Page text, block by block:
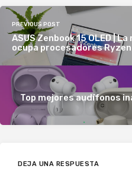
PREVIOUS POST
ASUS Zenbook 15 OLED |
ocupa procesadores
Top mejores audífonos
DEJA UNA RESPUESTA